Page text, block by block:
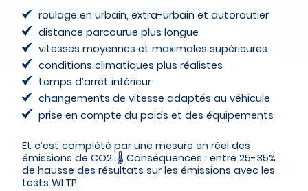
roulage en urbain, extra-urbain et autoroutier
distance parcourue plus longue
vitesses moyennes et maximales supérieures
conditions climatiques plus réalistes
temps d’arrêt inférieur
changements de vitesse adaptés au véhicule
prise en compte du poids et des équipements
Et c’est complété par une mesure en réel des
émissions de CO2. 🌡️ Conséquences : entre 25-35%
de hausse des résultats sur les émissions avec les
tests WLTP.